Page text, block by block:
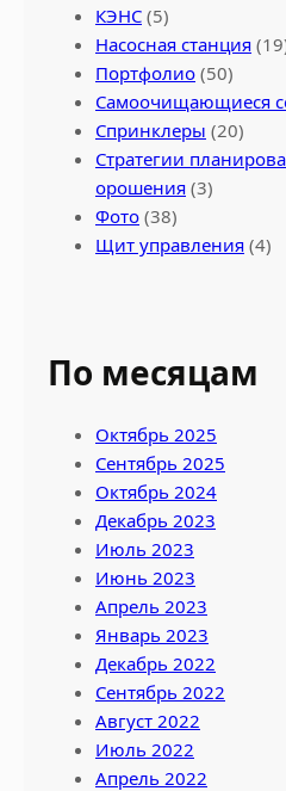
КЭНС (5)
Насосная станция
Портфолио (50)
Самоочищающиеся
Спринклеры (20)
Стратегии
орошения (3)
Фото (38)
Щит управления (4)
По месяцам
Октябрь 2025
Сентябрь 2025
Октябрь 2024
Декабрь 2023
Июль 2023
Июнь 2023
Апрель 2023
Январь 2023
Декабрь 2022
Сентябрь 2022
Август 2022
Июль 2022
Апрель 2022